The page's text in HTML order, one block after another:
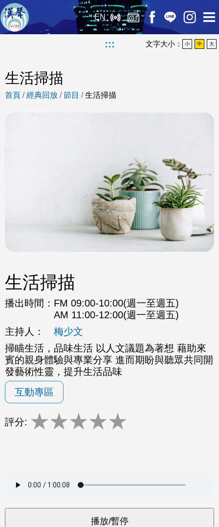
EN
::: 文字大小： 小 中 大
生活掃描
首頁 /經典回放 /節目 /生活掃描
生活掃描
播出時間： FM 09:00-10:00(週一至週五)
AM 11:00-12:00(週一至週五)
主持人：
梅少文
掃瞄生活，品味生活 以人文議題為著想 藉助來
賓的親身體驗與專業分享 進而期盼與聽眾共同開
發藝術性靈，提升生活品味
互動專區
評分: ★★★★★